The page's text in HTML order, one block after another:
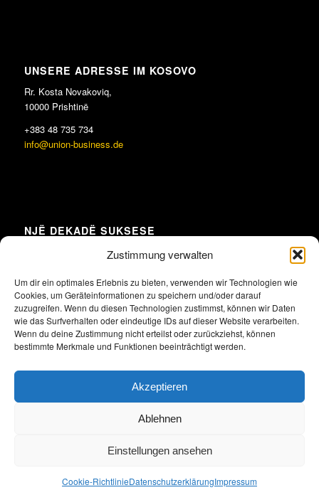
Zustimmung verwalten
Um dir ein optimales Erlebnis zu bieten, verwenden wir Technologien wie
Cookies, um Geräteinformationen zu speichern und/oder darauf
zuzugreifen. Wenn du diesen Technologien zustimmst, können wir Daten
wie das Surfverhalten oder eindeutige IDs auf dieser Website verarbeiten.
Wenn du deine Zustimmung nicht erteilst oder zurückziehst, können
bestimmte Merkmale und Funktionen beeinträchtigt werden.
Akzeptieren
Ablehnen
Einstellungen ansehen
Cookie-RichtlinieDatenschutzerklärungImpressum
UNSERE ADRESSE IM KOSOVO
Rr. Kosta Novakoviq,
10000 Prishtinë
+383 48 735 734
info@union-business.de
NJË DEKADË SUKSESE
Klicke hier, um Marketing-Cookies zu
akzeptieren und diesen Inhalt zu aktivieren
2026 Alle Rechte vorbehalten. Union der albanischen und deutschen
Impressum
Datenschutzerklärung Satzung Archiv